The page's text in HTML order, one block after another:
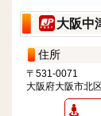
大阪中
住所
〒531-0071
大阪府大阪市北